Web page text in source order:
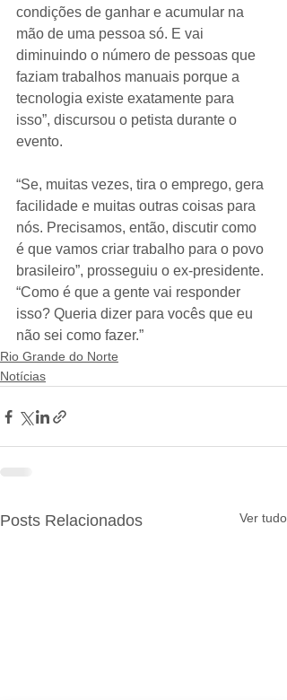
condições de ganhar e acumular na
mão de uma pessoa só. E vai
diminuindo o número de pessoas que
faziam trabalhos manuais porque a
tecnologia existe exatamente para
isso”, discursou o petista durante o
evento.
“Se, muitas vezes, tira o emprego, gera
facilidade e muitas outras coisas para
nós. Precisamos, então, discutir como
é que vamos criar trabalho para o povo
brasileiro”, prosseguiu o ex-presidente.
“Como é que a gente vai responder
isso? Queria dizer para vocês que eu
não sei como fazer.”
Rio Grande do Norte
Notícias
Posts Relacionados Ver tudo